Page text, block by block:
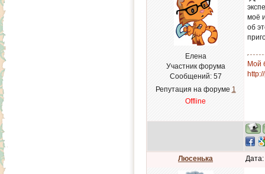
Елена
Участник форума
Сообщений: 57
Репутация на форуме 1
Offline
моё
об
Мой
Люсенька